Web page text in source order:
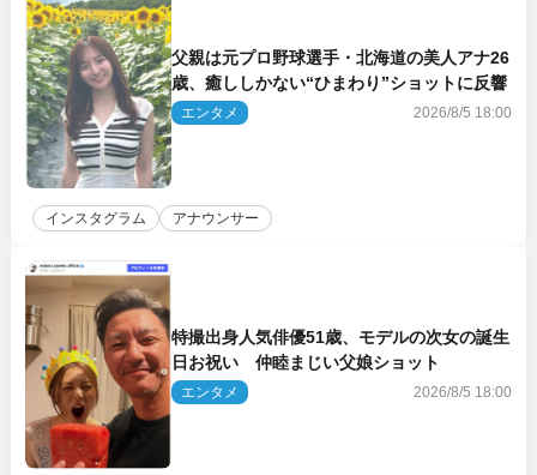
父親は元プロ野球選手・北海道の美人アナ26
歳、癒ししかない“ひまわり”ショットに反響
エンタメ 2026/8/5 18:00
インスタグラム アナウンサー
特撮出身人気俳優51歳、モデルの次女の誕生
日お祝い 仲睦まじい父娘ショット
エンタメ 2026/8/5 18:00